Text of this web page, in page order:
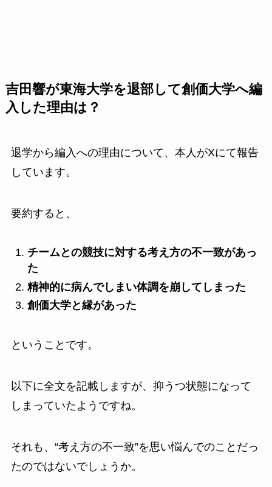
吉田響が東海大学を退部して創価大学へ編
入した理由は？
退学から編入への理由について、本人がXにて報告
しています。
要約すると、
チームとの競技に対する考え方の不一致があっ
た
精神的に病んでしまい体調を崩してしまった
創価大学と縁があった
ということです。
以下に全文を記載しますが、抑うつ状態になって
しまっていたようですね。
それも、“考え方の不一致”を思い悩んでのことだっ
たのではないでしょうか。